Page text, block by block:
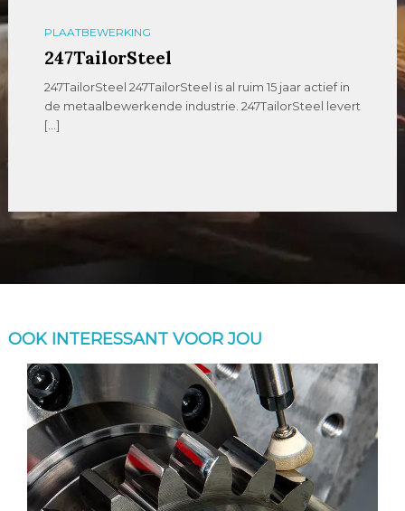
PLAATBEWERKING
247TailorSteel
247TailorSteel 247TailorSteel is al ruim 15 jaar actief in
de metaalbewerkende industrie. 247TailorSteel levert
[…]
OOK INTERESSANT VOOR JOU